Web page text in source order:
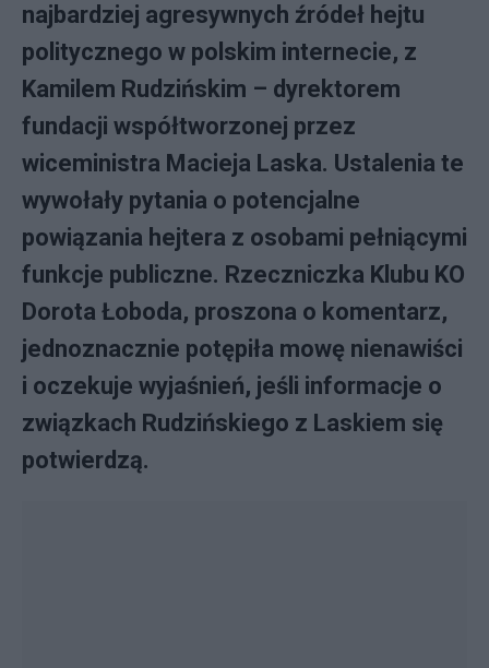
najbardziej agresywnych źródeł hejtu
politycznego w polskim internecie, z
Kamilem Rudzińskim – dyrektorem
fundacji współtworzonej przez
wiceministra Macieja Laska. Ustalenia te
wywołały pytania o potencjalne
powiązania hejtera z osobami pełniącymi
funkcje publiczne. Rzeczniczka Klubu KO
Dorota Łoboda, proszona o komentarz,
jednoznacznie potępiła mowę nienawiści
i oczekuje wyjaśnień, jeśli informacje o
związkach Rudzińskiego z Laskiem się
potwierdzą.